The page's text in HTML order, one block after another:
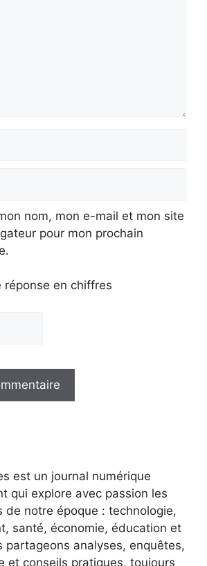
nom, mon e-mail et mon site
pour mon prochain
réponse en chiffres
est un journal numérique
qui explore avec passion les
de notre époque : technologie,
santé, économie, éducation et
partageons analyses, enquêtes,
et conseils pratiques, toujours